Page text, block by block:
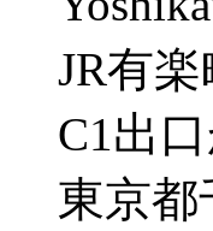
JR有
C1出
東京都